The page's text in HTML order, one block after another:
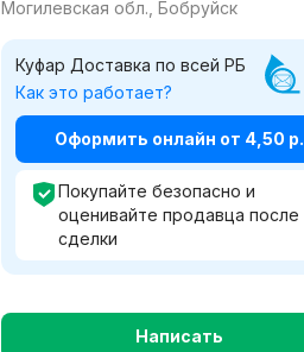
Могилевская обл., Бобруйск
Куфар Доставка по всей РБ
Как это работает?
Оформить онлайн от 4,50 р.
Покупайте безопасно и
оценивайте продавца после
сделки
Написать